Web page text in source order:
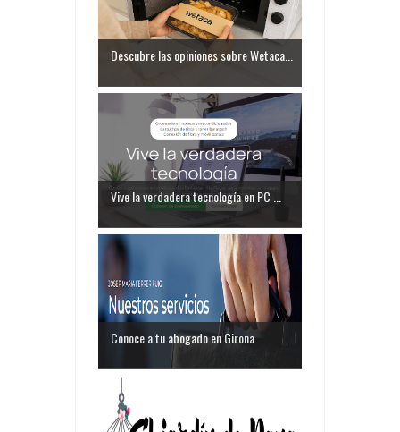
Descubre las opiniones sobre Wetaca...
Vive la verdadera tecnología en PC ...
Conoce a tu abogado en Girona